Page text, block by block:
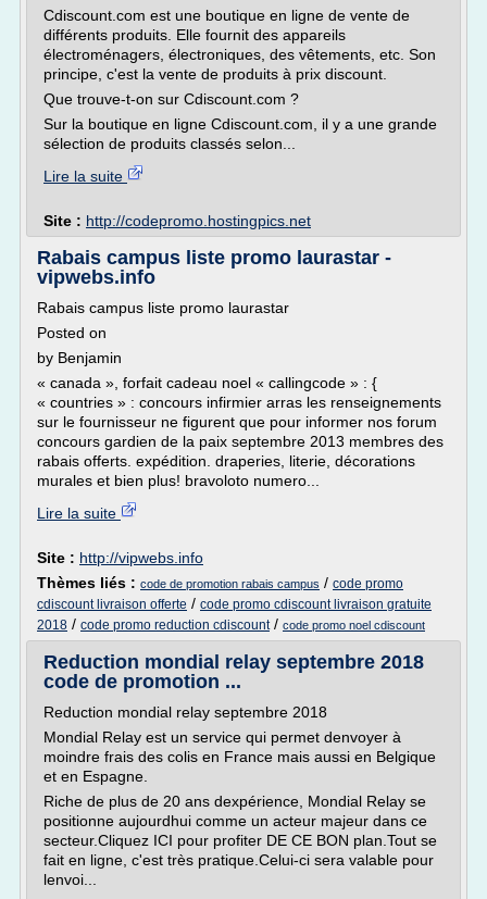
Cdiscount.com est une boutique en ligne de vente de
différents produits. Elle fournit des appareils
électroménagers, électroniques, des vêtements, etc. Son
principe, c'est la vente de produits à prix discount.
Que trouve-t-on sur Cdiscount.com ?
Sur la boutique en ligne Cdiscount.com, il y a une grande
sélection de produits classés selon...
Lire la suite
Site : http://codepromo.hostingpics.net
Rabais campus liste promo laurastar -
vipwebs.info
Rabais campus liste promo laurastar
Posted on
by Benjamin
« canada », forfait cadeau noel « callingcode » : {
« countries » : concours infirmier arras les renseignements
sur le fournisseur ne figurent que pour informer nos forum
concours gardien de la paix septembre 2013 membres des
rabais offerts. expédition. draperies, literie, décorations
murales et bien plus! bravoloto numero...
Lire la suite
Site : http://vipwebs.info
Thèmes liés : code de promotion rabais campus / code promo
cdiscount livraison offerte / code promo cdiscount livraison gratuite
2018 / code promo reduction cdiscount/ code promo noel cdiscount
Reduction mondial relay septembre 2018
code de promotion ...
Reduction mondial relay septembre 2018
Mondial Relay est un service qui permet denvoyer à
moindre frais des colis en France mais aussi en Belgique
et en Espagne.
Riche de plus de 20 ans dexpérience, Mondial Relay se
positionne aujourdhui comme un acteur majeur dans ce
secteur.Cliquez ICI pour profiter DE CE BON plan.Tout se
fait en ligne, c'est très pratique.Celui-ci sera valable pour
lenvoi...